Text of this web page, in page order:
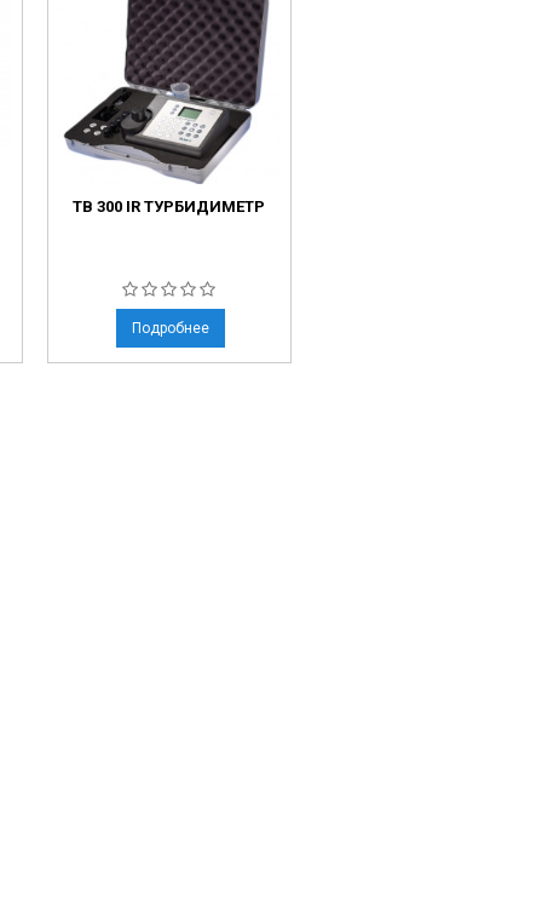
TB 300 IR ТУРБИДИМЕТР
Подробнее